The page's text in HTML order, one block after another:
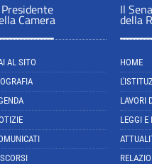
Camera
AL SITO
Il
della
HOME
LAVORI
LEGGI E